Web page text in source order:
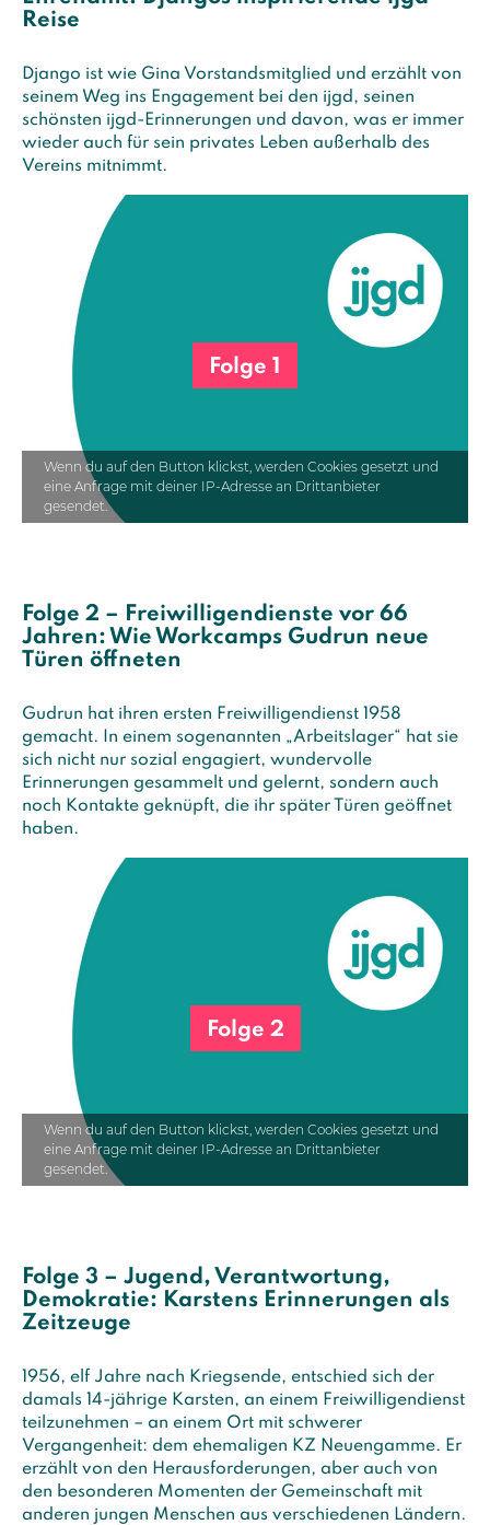
Reise
Django ist wie Gina Vorstandsmitglied und erzählt von
seinem Weg ins Engagement bei den ijgd, seinen
schönsten ijgd-Erinnerungen und davon, was er immer
wieder auch für sein privates Leben außerhalb des
Vereins mitnimmt.
Folge 1
Wenn du auf den Button klickst, werden Cookies gesetzt und
eine Anfrage mit deiner IP-Adresse an Drittanbieter
gesendet.
Folge 2 – Freiwilligendienste vor 66
Jahren: Wie Workcamps Gudrun neue
Türen öffneten
Gudrun hat ihren ersten Freiwilligendienst 1958
gemacht. In einem sogenannten „Arbeitslager“ hat sie
sich nicht nur sozial engagiert, wundervolle
Erinnerungen gesammelt und gelernt, sondern auch
noch Kontakte geknüpft, die ihr später Türen geöffnet
haben.
Folge 2
Wenn du auf den Button klickst, werden Cookies gesetzt und
eine Anfrage mit deiner IP-Adresse an Drittanbieter
gesendet.
Folge 3 – Jugend, Verantwortung,
Demokratie: Karstens Erinnerungen als
Zeitzeuge
1956, elf Jahre nach Kriegsende, entschied sich der
damals 14-jährige Karsten, an einem Freiwilligendienst
teilzunehmen – an einem Ort mit schwerer
Vergangenheit: dem ehemaligen KZ Neuengamme. Er
erzählt von den Herausforderungen, aber auch von
den besonderen Momenten der Gemeinschaft mit
anderen jungen Menschen aus verschiedenen Ländern.